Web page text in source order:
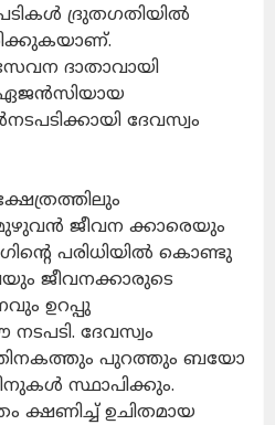
ദ്രുതഗതിയിൽ
ദാതാവായി
ദേവസ്വം
ജീവന ക്കാരെയും
പരിധിയിൽ കൊണ്ടു
ജീവനക്കാരുടെ
ഉറപ്പു
ദേവസ്വം
പുറത്തും ബയോ
സ്ഥാപിക്കും.
ക്ഷണിച്ച് ഉചിതമായ